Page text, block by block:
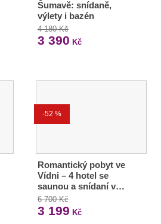
Šumavě: snídaně,
výlety i bazén
4 180 Kč
3 390 Kč
-52 %
Romantický pobyt ve
Vídni – 4 hotel se
saunou a snídaní v…
6 700 Kč
3 199 Kč